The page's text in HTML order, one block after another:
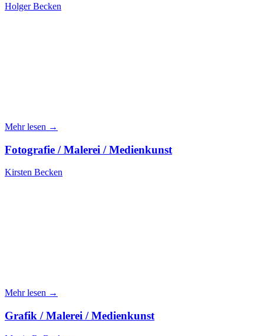
Holger Becken
Mehr lesen →
Fotografie / Malerei / Medienkunst
Kirsten Becken
Mehr lesen →
Grafik / Malerei / Medienkunst